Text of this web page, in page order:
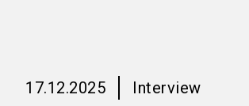
17.12.2025 Interview